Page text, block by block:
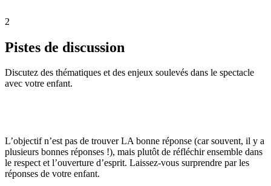
2
Pistes de discussion
Discutez des thématiques et des enjeux soulevés dans le spectacle
avec votre enfant.
L’objectif n’est pas de trouver LA bonne réponse (car souvent, il y a
plusieurs bonnes réponses !), mais plutôt de réfléchir ensemble dans
le respect et l’ouverture d’esprit. Laissez-vous surprendre par les
réponses de votre enfant.